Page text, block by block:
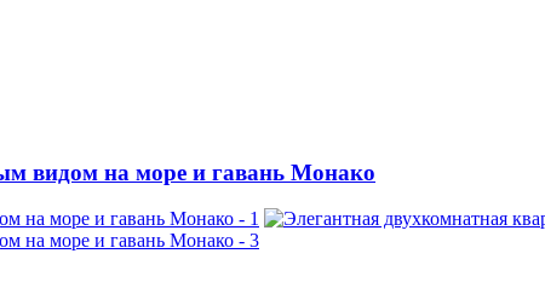
видом на море и гавань Монако